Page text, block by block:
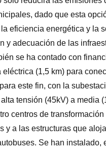
dado que esta
eficiencia energética y la
y adecuación de las
se ha contado con
(1,5 km) para
este fin, con la
tensión (45kV) a media
centros de
y a las estructuras que
Se han instalado,